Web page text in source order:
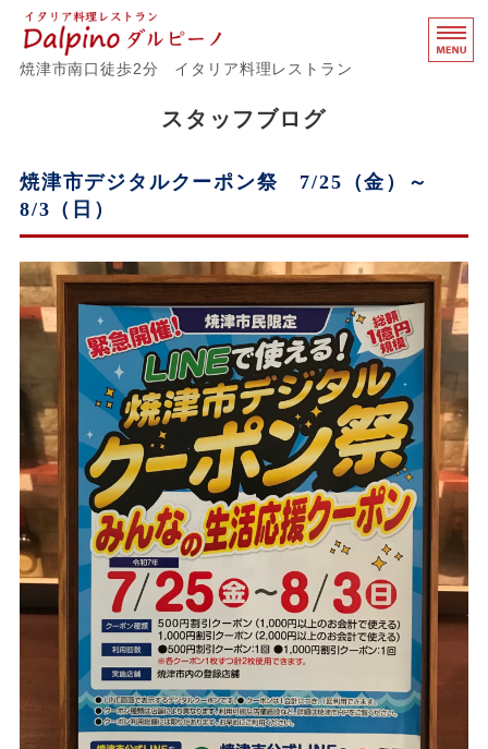
イタリア料理レスト
焼津市南口徒歩2分 イタリア料理レストラン
お客様の声
店舗概要
プロフィール
スタッフブログ
焼津市デジタルクーポン祭 7/25（金）～
8/3（日）